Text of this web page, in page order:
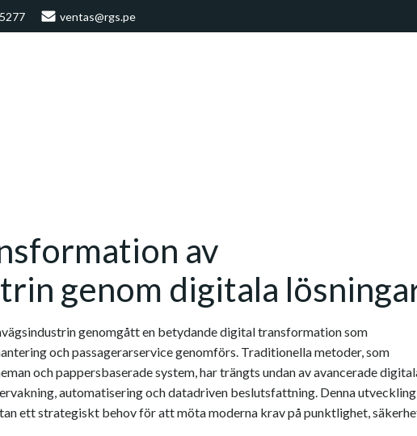
ventas@rgs.pe
av
genom digitala
genomgått en betydande digital transformation som
och passagerarservice genomförs. Traditionella metoder, som
och pappersbaserade system, har trängts undan av avancerade
automatisering och datadriven beslutsfattning. Denna
ett strategiskt behov för att möta moderna krav på punktlighet,